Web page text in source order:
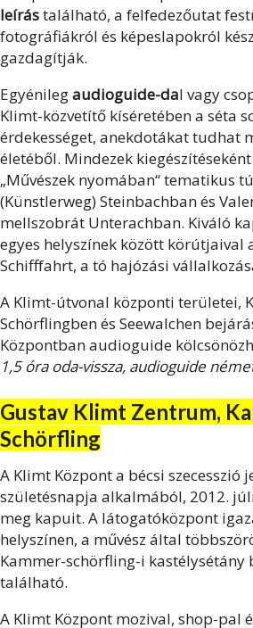
leírástalálható, a felfedezőutat
fotográfiákról és képeslapokról
gazdagítják.
Egyénilegaudioguide-dal vagy
Klimt-közvetítő kíséretében a séta
érdekességet, anekdotákat tudhat
életéből. Mindezek
„Művészek nyomában“ tematikus
(Künstlerweg) Steinbachban és
mellszobrát Unterachban. Kiváló
egyes helyszínek között körútjaival
Schifffahrt, a tó hajózási
A Klimt-útvonal központi területei,
Schörflingben és Seewalchen
Központban audioguide
1,5 óra oda-vissza, audioguide
Gustav Klimt Zentrum,
Schörfling
A Klimt Központ a bécsi szecesszió
születésnapja alkalmából, 2012.
meg kapuit. A látogatóközpont
helyszínen, a művész által
Kammer-schörfling-i kastélysétány
található.
A Klimt Központ mozival, shop-pal